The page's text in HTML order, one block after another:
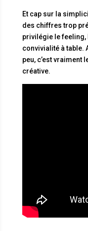
Et cap sur la
des chiffres trop
privilégie le feeling,
convivialité à table.
peu, c’est vraiment
créative.